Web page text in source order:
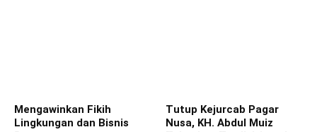
Mengawinkan Fikih
Lingkungan dan Bisnis
Tutup Kejurcab Pagar
Nusa, KH. Abdul Muiz